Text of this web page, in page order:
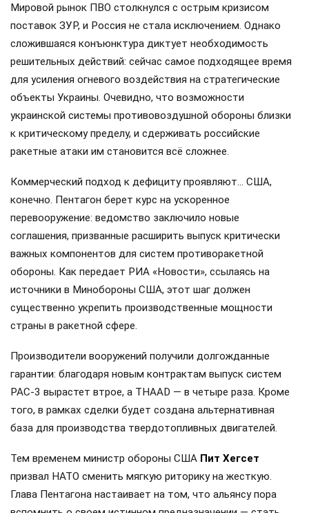
Мировой рынок ПВО столкнулся с острым кризисом
поставок ЗУР, и Россия не стала исключением. Однако
сложившаяся конъюнктура диктует необходимость
решительных действий: сейчас самое подходящее время
для усиления огневого воздействия на стратегические
объекты Украины. Очевидно, что возможности
украинской системы противовоздушной обороны близки
к критическому пределу, и сдерживать российские
ракетные атаки им становится всё сложнее.
Коммерческий подход к дефициту проявляют… США,
конечно. Пентагон берет курс на ускоренное
перевооружение: ведомство заключило новые
соглашения, призванные расширить выпуск критически
важных компонентов для систем противоракетной
обороны. Как передает РИА «Новости», ссылаясь на
источники в Минобороны США, этот шаг должен
существенно укрепить производственные мощности
страны в ракетной сфере.
Производители вооружений получили долгожданные
гарантии: благодаря новым контрактам выпуск систем
PAC-3 вырастет втрое, а THAAD — в четыре раза. Кроме
того, в рамках сделки будет создана альтернативная
база для производства твердотопливных двигателей.
Тем временем министр обороны США Пит Хегсет
призвал НАТО сменить мягкую риторику на жесткую.
Глава Пентагона настаивает на том, что альянсу пора